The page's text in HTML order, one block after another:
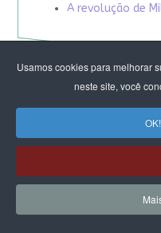
Usamos cookies para melhorar
neste site, você
A revolução de